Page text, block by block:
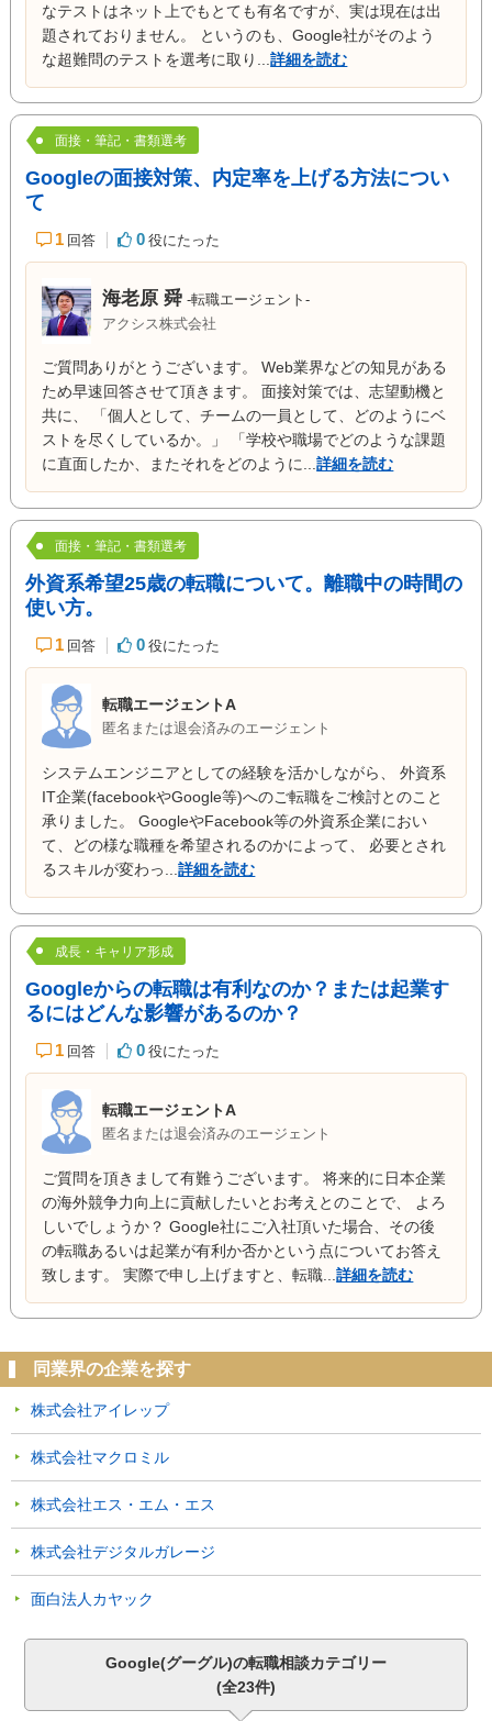
なテストはネット上でもとても有名ですが、実は現在は出
題されておりません。 というのも、Google社がそのよう
な超難問のテストを選考に取り...詳細を読む
面接・筆記・書類選考
Googleの面接対策、内定率を上げる方法につい
て
1 回答 0 役にたった
海老原 舜 -転職エージェント-
アクシス株式会社
ご質問ありがとうございます。 Web業界などの知見がある
ため早速回答させて頂きます。 面接対策では、志望動機と
共に、 「個人として、チームの一員として、どのようにベ
ストを尽くしているか。」 「学校や職場でどのような課題
に直面したか、またそれをどのように...詳細を読む
面接・筆記・書類選考
外資系希望25歳の転職について。離職中の時間の
使い方。
1 回答 0 役にたった
転職エージェントA
匿名または退会済みのエージェント
システムエンジニアとしての経験を活かしながら、 外資系
IT企業(facebookやGoogle等)へのご転職をご検討とのこと
承りました。 GoogleやFacebook等の外資系企業におい
て、どの様な職種を希望されるのかによって、 必要とされ
るスキルが変わっ...詳細を読む
成長・キャリア形成
Googleからの転職は有利なのか？または起業す
るにはどんな影響があるのか？
1 回答 0 役にたった
転職エージェントA
匿名または退会済みのエージェント
ご質問を頂きまして有難うございます。 将来的に日本企業
の海外競争力向上に貢献したいとお考えとのことで、 よろ
しいでしょうか？ Google社にご入社頂いた場合、その後
の転職あるいは起業が有利か否かという点についてお答え
致します。 実際で申し上げますと、転職...詳細を読む
同業界の企業を探す
株式会社アイレップ
株式会社マクロミル
株式会社エス・エム・エス
株式会社デジタルガレージ
面白法人カヤック
Google(グーグル)の転職相談カテゴリー
(全23件)